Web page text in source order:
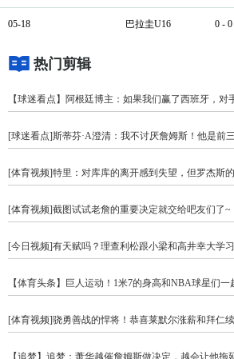
05-18 巴拉圭U16 0 - 0
热门剪辑
【球迷看点】阿根廷博主：如果我们赢了西班牙，对
[球迷看点]斯蒂芬·A澄清：我不讨厌詹姆斯！他是前
[体育视频]特里：对库库的离开感到失望，但罗杰斯
[体育视频]截图试试老詹的重要决定就交给吧友们了~
[今日视频]有天赋吗？理查利松跟小梁和高井幸大学
【体育头条】巨人运动！1米7的身高和NBA球星们一
[体育视频]骁勇善战的悍将！恭喜莱默尔涨薪和拜仁续
【追梦】追梦：萧华越催詹姆斯做决定，越会让他拖